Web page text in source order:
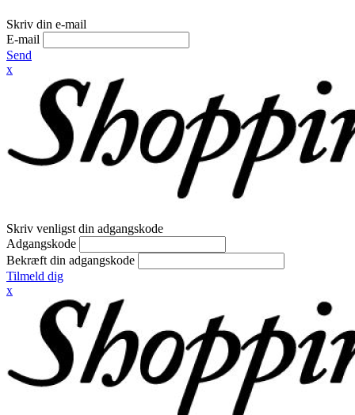
Skriv din e-mail
E-mail
Send
x
Skriv venligst din adgangskode
Adgangskode
Bekræft din adgangskode
Tilmeld dig
x